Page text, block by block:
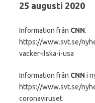
25 augusti 2020
Information från CNN.
https://www.svt.se/
vacker-ilska-i-usa
Information från CNNi
https://www.svt.se/
coronaviruset